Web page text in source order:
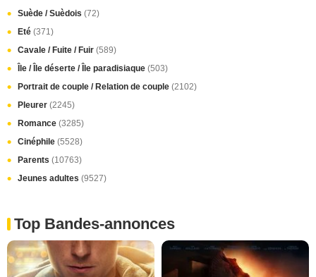
Suède / Suèdois (72)
Eté (371)
Cavale / Fuite / Fuir (589)
Île / Île déserte / Île paradisiaque (503)
Portrait de couple / Relation de couple (2102)
Pleurer (2245)
Romance (3285)
Cinéphile (5528)
Parents (10763)
Jeunes adultes (9527)
Top Bandes-annonces